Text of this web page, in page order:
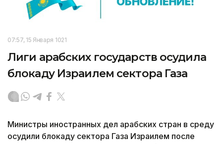
07:57, 15 Января 1021
Лиги арабских государств осудила
блокаду Израилем сектора Газа
Министры иностранных дел арабских стран в среду
осудили блокаду сектора Газа Израилем после